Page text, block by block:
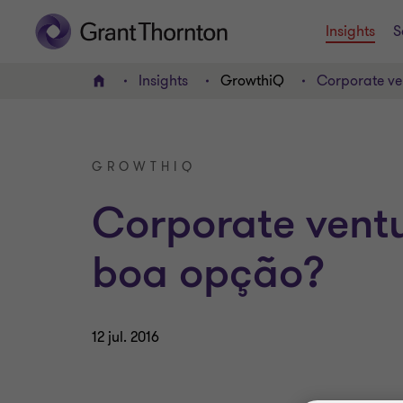
Insights
HOME Insights GrowthiQ Corporate
GROWTHIQ
Corporate
boa opção?
12 jul. 2016